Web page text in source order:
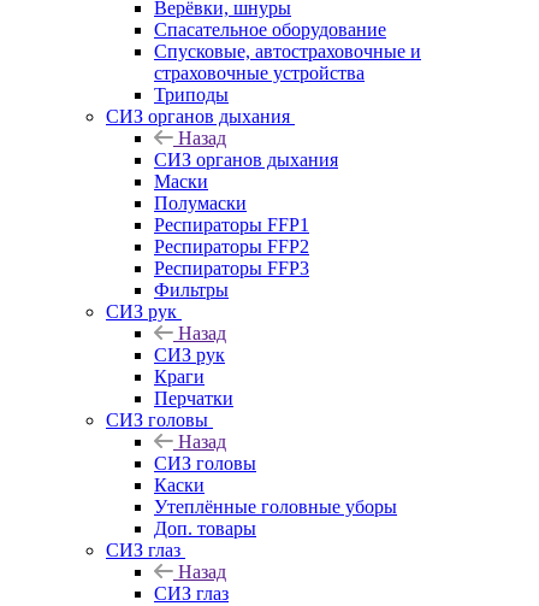
Верёвки, шнуры
Спасательное оборудование
Спусковые, автостраховочные и
страховочные устройства
Триподы
СИЗ органов дыхания
Назад
СИЗ органов дыхания
Маски
Полумаски
Респираторы FFP1
Респираторы FFP2
Респираторы FFP3
Фильтры
СИЗ рук
Назад
СИЗ рук
Краги
Перчатки
СИЗ головы
Назад
СИЗ головы
Каски
Утеплённые головные уборы
Доп. товары
СИЗ глаз
Назад
СИЗ глаз